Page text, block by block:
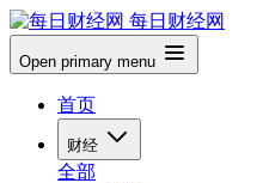
每日财经网
Open primary menu
首页
财经
全部